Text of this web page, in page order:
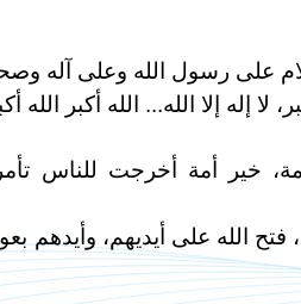
على رسول الله وعلى آله
لا إله إلا الله... الله أكبر الله
خير أمة أخرجت للناس
الله على أيديهم، وأيدهم